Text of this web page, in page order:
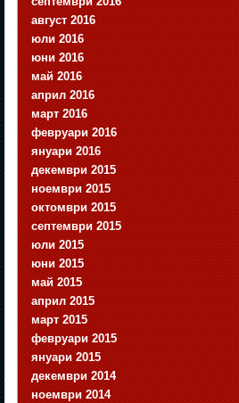
август 2016
юли 2016
юни 2016
май 2016
април 2016
март 2016
февруари 2016
януари 2016
декември 2015
ноември 2015
октомври 2015
септември 2015
юли 2015
юни 2015
май 2015
април 2015
март 2015
февруари 2015
януари 2015
декември 2014
ноември 2014